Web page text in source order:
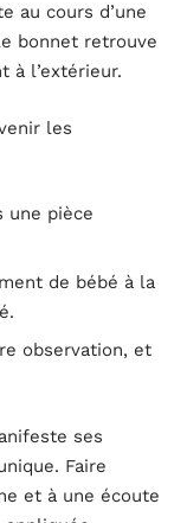
au cours d’une
bonnet retrouve
à l’extérieur.
les
une pièce
de bébé à la
observation, et
ses
Faire
et à une écoute